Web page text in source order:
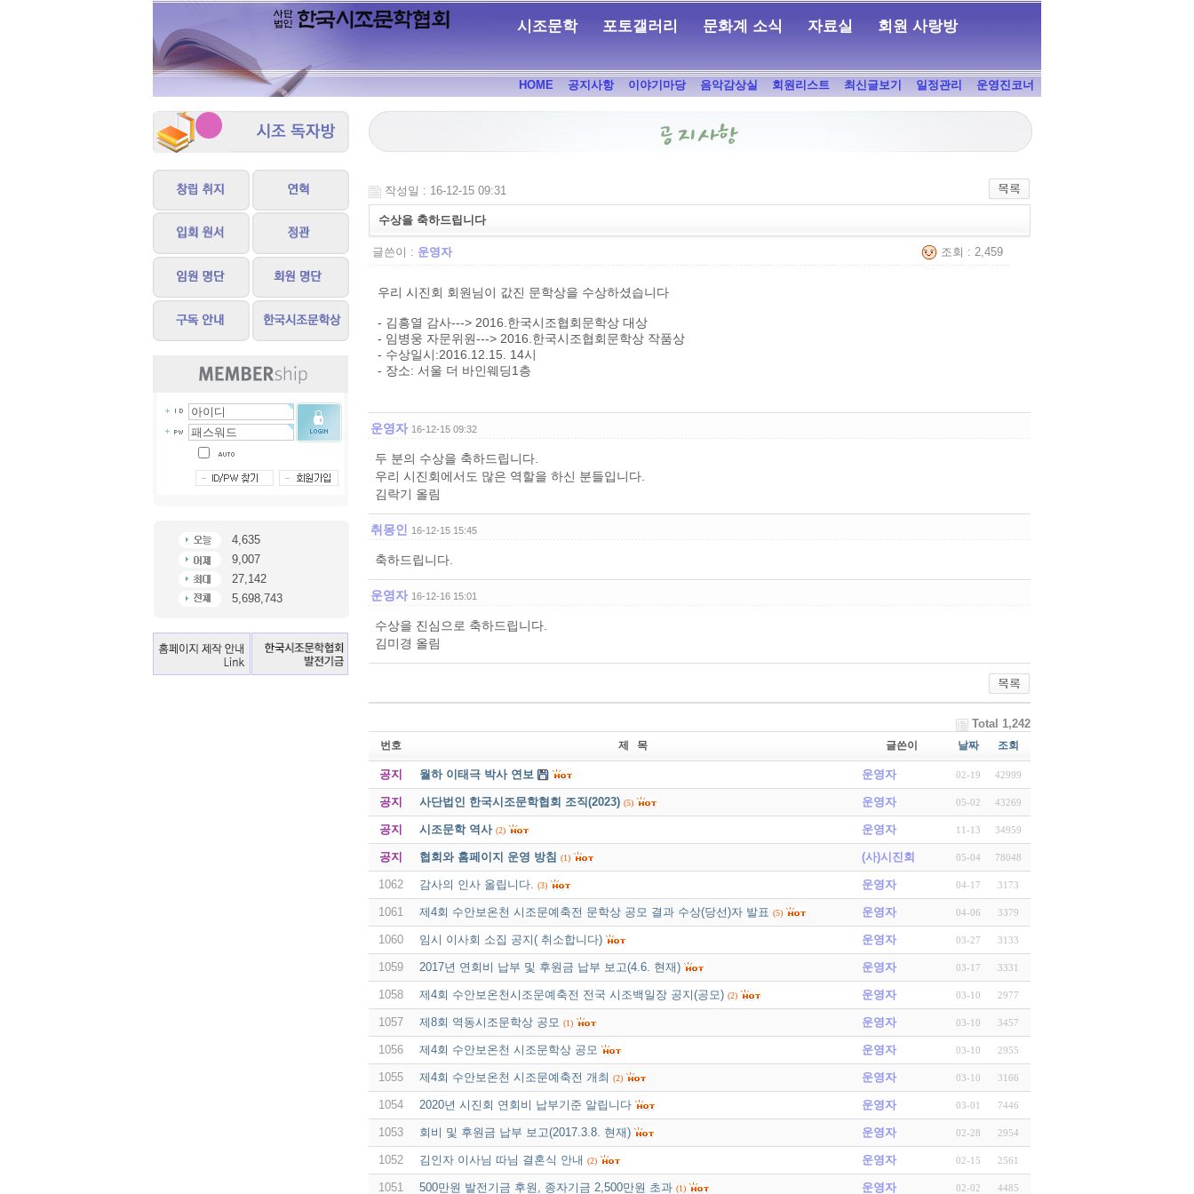
시조문학 포토갤러리 문화계 소식 자료실 회원 사랑방
HOME 공지사항 이야기마당 음악감상실 회원리스트 최신글보기 일정관리 운영진코너
4,635
9,007
27,142
5,698,743
작성일 : 16-12-15 09:31
수상을 축하드립니다
글쓴이 : 운영자 조회 : 2,459
우리 시진회 회원님이 값진 문학상을 수상하셨습니다
- 김흥열 감사---> 2016.한국시조협회문학상 대상
- 임병웅 자문위원---> 2016.한국시조협회문학상 작품상
- 수상일시:2016.12.15. 14시
- 장소: 서울 더 바인웨딩1층
운영자 16-12-15 09:32
두 분의 수상을 축하드립니다.
우리 시진회에서도 많은 역할을 하신 분들입니다.
김락기 올림
취몽인 16-12-15 15:45
축하드립니다.
운영자 16-12-16 15:01
수상을 진심으로 축하드립니다.
김미경 올림
Total 1,242
번호 제 목 글쓴이 날짜 조회
공지 월하 이태극 박사 연보 운영자 02-19 42999
공지 사단법인 한국시조문학협회 조직(2023) (5) 운영자 05-02 43269
공지 시조문학 역사 (2) 운영자 11-13 34959
공지 협회와 홈페이지 운영 방침 (1) (사)시진회 05-04 78048
1062 감사의 인사 올립니다. (3) 운영자 04-17 3173
1061 제4회 수안보온천 시조문예축전 문학상 공모 결과 수상(당선)자 발표 (5) 운영자 04-06 3379
1060 임시 이사회 소집 공지( 취소합니다) 운영자 03-27 3133
1059 2017년 연회비 납부 및 후원금 납부 보고(4.6. 현재) 운영자 03-17 3331
1058 제4회 수안보온천시조문예축전 전국 시조백일장 공지(공모) (2) 운영자 03-10 2977
1057 제8회 역동시조문학상 공모 (1) 운영자 03-10 3457
1056 제4회 수안보온천 시조문학상 공모 운영자 03-10 2955
1055 제4회 수안보온천 시조문예축전 개최 (2) 운영자 03-10 3166
1054 2020년 시진회 연회비 납부기준 알립니다 운영자 03-01 7446
1053 회비 및 후원금 납부 보고(2017.3.8. 현재) 운영자 02-28 2954
1052 김인자 이사님 따님 결혼식 안내 (2) 운영자 02-15 2561
1051 500만원 발전기금 후원, 종자기금 2,500만원 초과 (1) 운영자 02-02 4485